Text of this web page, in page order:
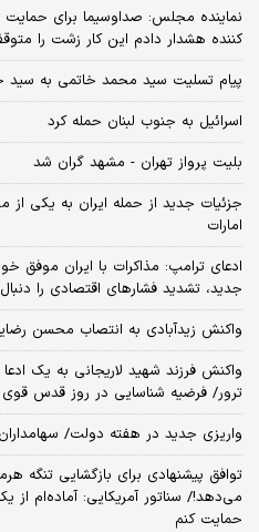
نماینده مجلس: صداوسیما برای
کننده هشدار دادم این کار زشت را
پیام تسلیت سید محمد خاتمی به
اسرائیل به جنوب لبنان حمله کرد
بلیت پرواز تهران - مشهد گران شد
جزئیات جدید از حمله ایران به یکی از
امارات
ادعای ترامپ: مذاکرات با ایران موفق
جدید، تشدید فشارهای اقتصادی را
واکنش زیدآبادی به انتصاب محسن
واکنش فرزند شهید لاریجانی به یک
ترور/ فرضیه شناسایی در روز قدس
واریزی جدید در هفته دولت/
می‌دهد!/ سناتور آمریکایی: آماده‌ام از
حمایت کنم